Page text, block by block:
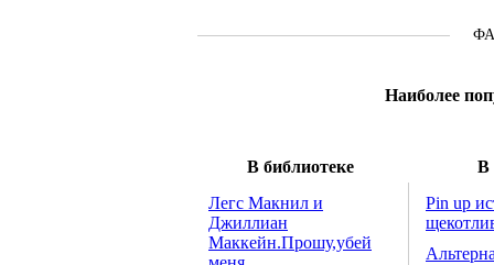
Наиболее
В библиотеке
В
Легс Макнил и
Джиллиан
Маккейн.Прошу,убей
Pin up